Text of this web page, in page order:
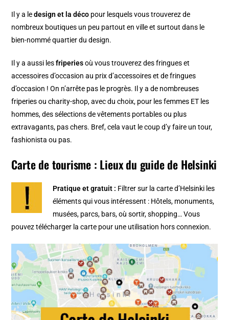
Il y a ledesign et la déco pour lesquels vous trouverez de
nombreux boutiques un peu partout en ville et surtout dans le
bien-nomméquartier du design.
Il y a aussi lesfriperiesoù vous trouverez des fringues et
accessoires d’occasion au prix d’accessoires et de fringues
d’occasion ! On n’arrête pas le progrès. Il y a de nombreuses
friperies ou charity-shop, avec du choix, pour les femmes ET les
hommes, des sélections de vêtements portables ou plus
extravagants, pas chers. Bref, cela vaut le coup d’y faire un tour,
fashionista ou pas.
Carte de tourisme : Lieux du guide de Helsinki
Pratique et gratuit : Filtrer sur lacarte d’Helsinki les
éléments qui vous intéressent : Hôtels, monuments,
musées, parcs, bars, où sortir, shopping… Vous
pouvez télécharger la carte pour une utilisation hors connexion.